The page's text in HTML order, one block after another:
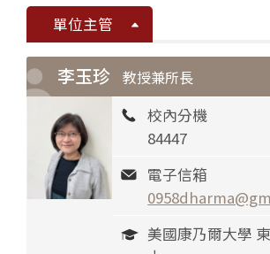
單位主管
李玉珍 教授兼所長
校內分機
84447
電子信箱
美國康乃爾大學